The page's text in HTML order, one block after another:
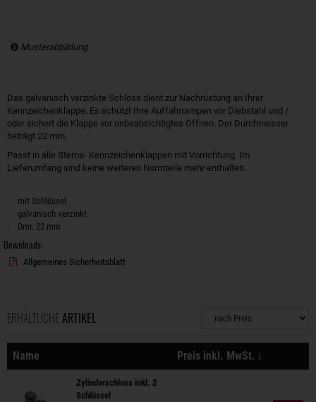
Musterabbildung
Das galvanisch verzinkte Schloss dient zur Nachrüstung an Ihrer
Kennzeichenklappe. Es schützt Ihre Auffahrrampen vor Diebstahl und /
oder sichert die Klappe vor unbeabsichtigtes Öffnen. Der Durchmesser
beträgt 22 mm.
Passt in alle Stema- Kennzeichenklappen mit Vorrichtung. Im
Lieferumfang sind keine weiteren Normteile mehr enthalten.
mit Schlüssel
galvanisch verzinkt
Dmr. 22 mm
Downloads:
Allgemeines Sicherheitsblatt
ERHÄLTLICHE ARTIKEL
Sortierung
Name Preis inkl. MwSt.
Aktionen
Zylinderschloss inkl. 2
Schlüssel